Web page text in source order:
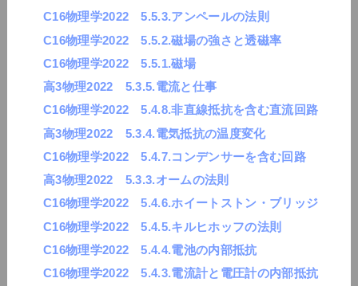
C16物理学2022 5.5.3.アンペールの法則
C16物理学2022 5.5.2.磁場の強さと透磁率
C16物理学2022 5.5.1.磁場
高3物理2022 5.3.5.電流と仕事
C16物理学2022 5.4.8.非直線抵抗を含む直流回路
高3物理2022 5.3.4.電気抵抗の温度変化
C16物理学2022 5.4.7.コンデンサーを含む回路
高3物理2022 5.3.3.オームの法則
C16物理学2022 5.4.6.ホイートストン・ブリッジ
C16物理学2022 5.4.5.キルヒホッフの法則
C16物理学2022 5.4.4.電池の内部抵抗
C16物理学2022 5.4.3.電流計と電圧計の内部抵抗